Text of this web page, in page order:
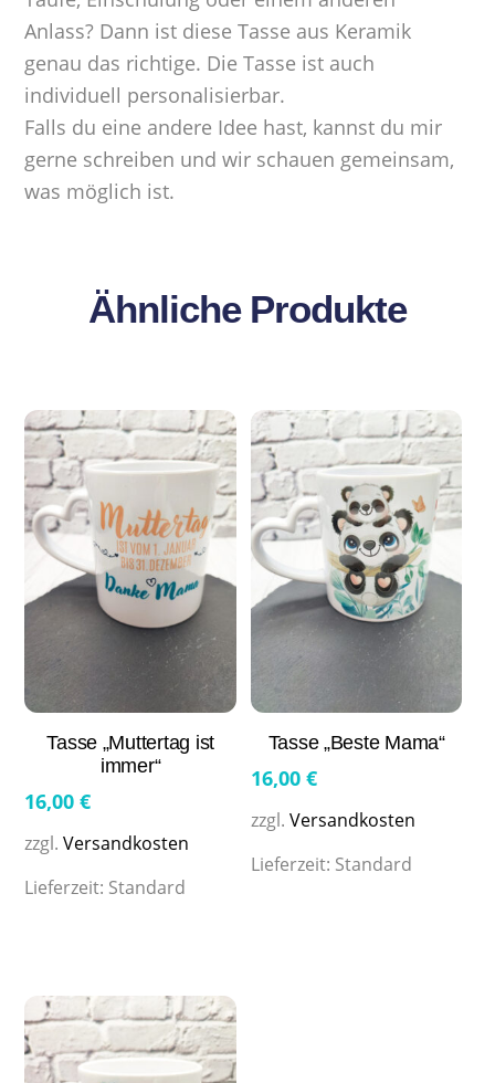
Anlass? Dann ist diese Tasse aus Keramik
genau das richtige. Die Tasse ist auch
individuell personalisierbar.
Falls du eine andere Idee hast, kannst du mir
gerne schreiben und wir schauen gemeinsam,
was möglich ist.
Ähnliche Produkte
Tasse „Muttertag ist
immer“
16,00€
zzgl.Versandkosten
Lieferzeit: Standard
Tasse „Beste Mama“
16,00 €
zzgl. Versandkosten
Lieferzeit: Standard